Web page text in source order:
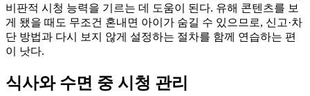
비판적 시청 능력을 기르는 데 도움이 된다. 유해 콘텐츠를 보
게 됐을 때도 무조건 혼내면 아이가 숨길 수 있으므로, 신고·차
단 방법과 다시 보지 않게 설정하는 절차를 함께 연습하는 편
이 낫다.
식사와 수면 중 시청 관리